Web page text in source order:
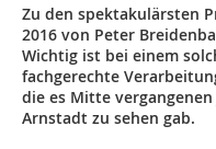
Zu den spektakulärsten
2016 von Peter
Wichtig ist bei einem
fachgerechte
die es Mitte
Arnstadt zu sehen gab.